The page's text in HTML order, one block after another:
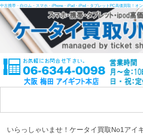
中古携帯・白ロム・スマホ・iPhone・iPad・iPod・タブレットPC高価買取！オ
いらっしゃいませ！ケータイ買取No1アイ